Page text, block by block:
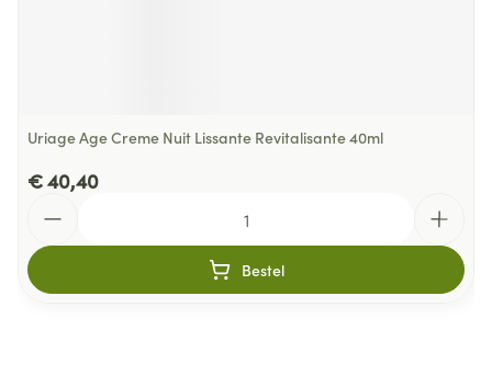
Uriage Age Creme Nuit Lissante Revitalisante 40ml
€ 40,40
Bestel